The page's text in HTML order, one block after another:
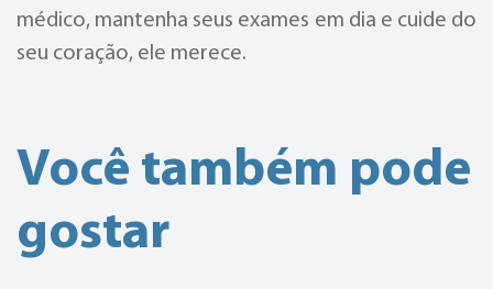
médico, mantenha seus exames em dia e cuide do
seu coração, ele merece.
Você também pode
gostar